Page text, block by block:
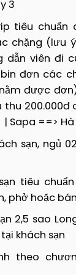
thế kỷ và
Đồng Văn.
khi đã
Dương.
điều
thị trấn Sapa
viên đón
tộc H’mông,
điện cũ.
tối tự do
và hồi
Trần
3
tiêu chuẩn
chặng (lưu
dẫn viên đi
đơn các
được
thu 200.000đ
| Sapa ==> Hà
sạn, ngủ
tiêu
phở hoặc
2,5 sao
khách sạn
theo